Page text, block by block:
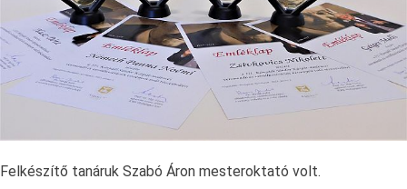
Felkészítő tanáruk Szabó Áron mesteroktató volt.